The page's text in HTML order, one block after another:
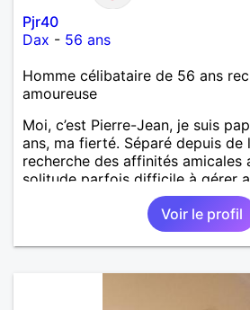
Pjr40
Dax - 56 ans
Homme célibataire de 56 ans
amoureuse
Moi, c’est Pierre-Jean, je suis
ans, ma fierté. Séparé depuis de
recherche des affinités amicales
solitude parfois difficile à gérer
vague à l’âme. L’amitié reste
importante à mes yeux mais
sentiments plus puissants. « Le
œuvre » disait Arthur
Voir le profil